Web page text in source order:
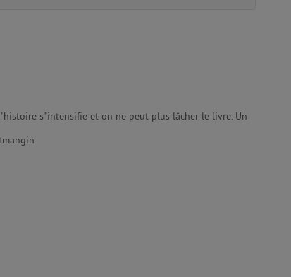
s’intensifie et on ne peut plus lâcher le livre. Un